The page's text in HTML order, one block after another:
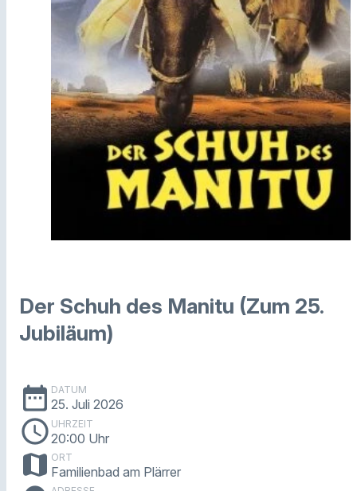
Der Schuh des Manitu (Zum 25.
Jubiläum)
date_range DATUM
25. Juli 2026
schedule UHRZEIT
20:00 Uhr
map ORT
Familienbad am Plärrer